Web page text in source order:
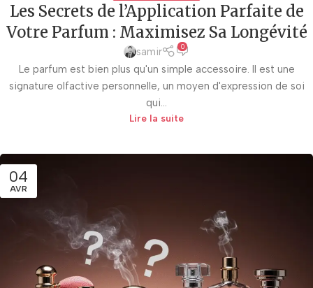
Les Secrets de l’Application Parfaite de
Votre Parfum : Maximisez Sa Longévité
samir 0
Le parfum est bien plus qu'un simple accessoire. Il est une
signature olfactive personnelle, un moyen d'expression de soi
qui...
Lire la suite
04
AVR